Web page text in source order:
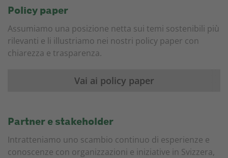
Policy paper
Assumiamo una posizione netta sui temi sostenibili più
rilevanti e li illustriamo nei nostri policy paper con
chiarezza e trasparenza.
Vai ai policy paper
Partner e stakeholder
Intratteniamo uno scambio continuo di esperienze e
conoscenze con organizzazioni e iniziative in Svizzera,